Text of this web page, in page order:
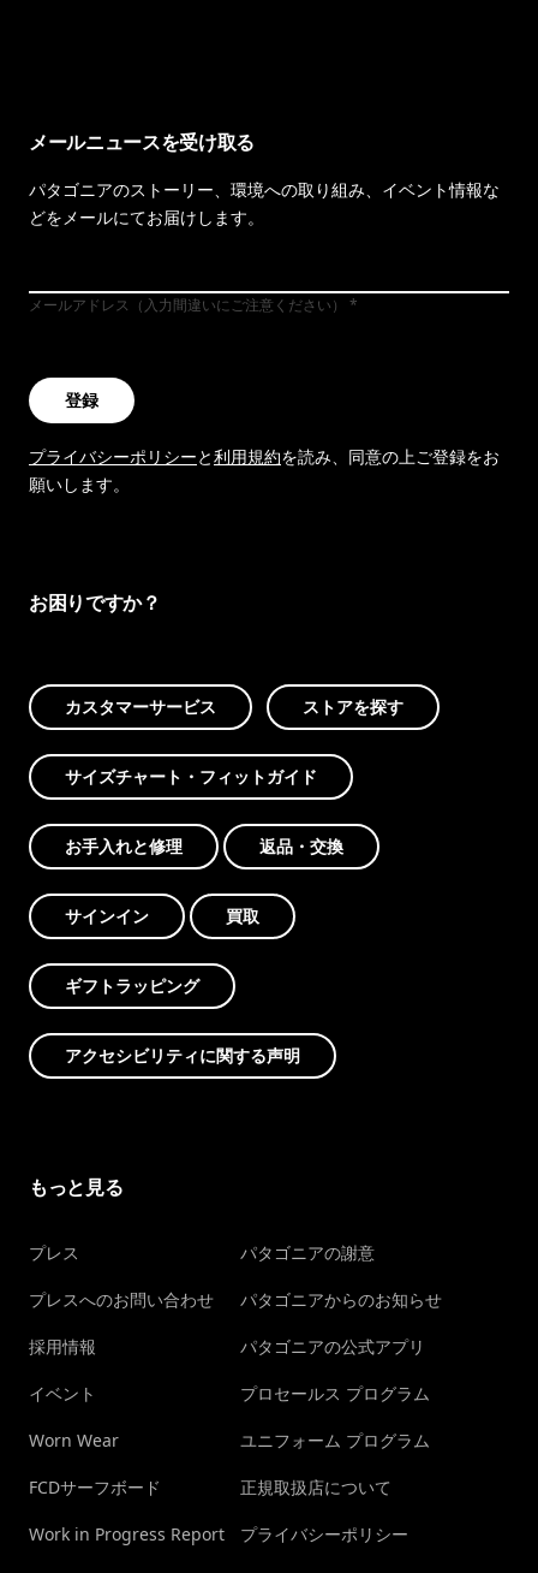
メールニュースを受け取る
パタゴニアのストーリー、環境への取り組み、イベント情報な
どをメールにてお届けします。
メールアドレス（入力間違いにご注意ください）
登録
プライバシーポリシーと利用規約を読み、同意の上ご登録をお
願いします。
お困りですか？
カスタマーサービス ストアを探す
サイズチャート・フィットガイド
お手入れと修理 返品・交換
サインイン 買取
ギフトラッピング
アクセシビリティに関する声明
もっと見る
プレス
プレスへのお問い合わせ
採用情報
イベント
Worn Wear
FCDサーフボード
Work in Progress Report
パタゴニアの謝意
パタゴニアからのお知らせ
パタゴニアの公式アプリ
プロセールス プログラム
ユニフォーム プログラム
正規取扱店について
プライバシーポリシー